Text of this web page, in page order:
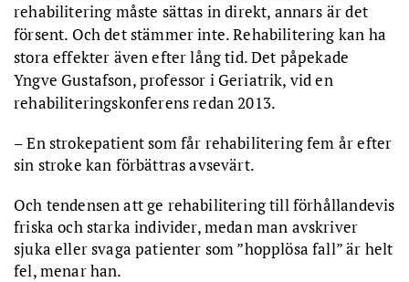
rehabilitering måste sättas in direkt, annars är det
försent. Och det stämmer inte. Rehabilitering kan ha
stora effekter även efter lång tid. Det påpekade
Yngve Gustafson, professor i Geriatrik, vid en
rehabiliteringskonferens redan 2013.
– En strokepatient som får rehabilitering fem år efter
sin stroke kan förbättras avsevärt.
Och tendensen att ge rehabilitering till förhållandevis
friska och starka individer, medan man avskriver
sjuka eller svaga patienter som ”hopplösa fall” är helt
fel, menar han.